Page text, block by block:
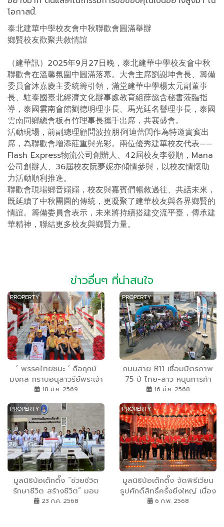
โอกาสนี้.
泰北建華中學校友會中秋聯歡會圓滿舉辦
鄉賢校友歡聚共敘情誼
（建華訊）2025年9月27日晚，泰北建華中學校友會中秋
聯歡會在溫馨氛圍中圓滿落幕。大會主席劉謝坤會長、籌備
委員會沐嘉慶主委統籌引領，滿堂建華中學楊太元副董事
長、駐泰國臺北經濟文化辦事處教育組薛懿含秘書蒞臨指
導，泰國雲南會館劉德明理事長、馬光廷名譽理事長，泰國
雲南同鄉總會板有竹理事長攜手出席，共襄盛會。
活動現場，前副總理顧問波拉朋·阿迪蕾閃作為特邀貴賓出
席，為聯歡會增添莊重與光彩。兩位優秀建華校友代表——
Flash Express物流公司創辦人、42屆校友李發順，Mana
公司創辦人、36屆校友阮夢妮亦傾情參與，以校友情懷助
力活動順利推進。
聯歡會現場鄉音嫋嫋，校友與嘉賓們暢敘過往、共話未來，
既延續了中秋團圓的傳統，更凝聚了建華校友與各界鄉賢的
情誼。籌備委員會表示，未來將持續搭建交流平臺，傳承建
華精神，聯結更多校友與鄉賢力量。
ข่าวอื่นๆ ที่น่าสนใจ
PROPERTY
’ พรรคไทยชนะ ’ ถือฤกษ์
มงคล กราบอนุสาวรีย์พระเจ้า
ตาก
18 ม.ค. 2569
PROPERTY
ถนนสาย R11 เชื่อมมิตรภาพ
75 ปี ไทย-ลาว หนุนการค้า
การลงทุน - ท่องเที่ยวระหว่าง
16 มี.ค. 2568
PROPERTY
มูลนิธิป่อเต็กตึ๊ง “ช่วยชีวิต
รักษาชีวิต สร้างชีวิต” มอบ
อุปกรณ์ประกอบอาชีพ มอบ
23 ก.ค. 2568
PROPERTY
มูลนิธิป่อเต็กตึ๊ง จัดพิธีเวียน
ธูปศักดิ์สิทธิ์ครั้งยิ่งใหญ่ เนื่อง
ในเทศกาลตรุษจีน ประจำปี
6 ก.พ. 2568